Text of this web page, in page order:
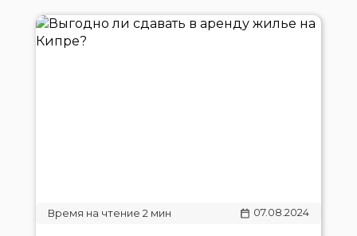
07.08.2024